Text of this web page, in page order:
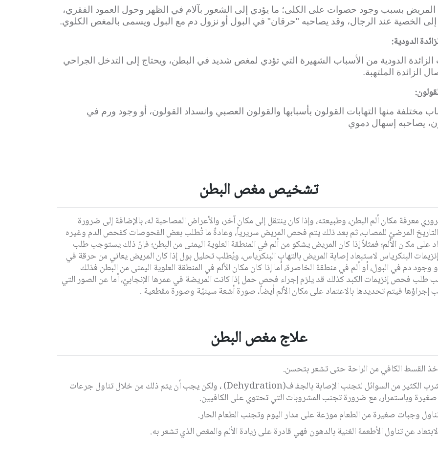
بسبب وجود حصوات على الكلى؛ ما يؤدي إلى الشعور بآلام في الظهر وحول العمود الفقري،
الخصية عند الرجال، وقد يصاحبه "حرقان" في البول أو نزول دم مع البول ويسمى بالمغص الكلوي.
الدودية:
الزائدة الدودية من الأسباب الشهيرة التي تؤدي لمغص شديد في البطن، ويحتاج إلى التدخل الجراحي
الزائدة الملتهبة.
مختلفة منها التهابات القولون بأسبابها والقولون العصبي وانسداد القولون، أو وجود ورم في
يصاحبه إسهال دموي
تشخيص مغص البطن
معرفة مكان ألم البطن، وطبيعته، وإذا كان ينتقل إلى مكان آخر، والأعراض المصاحبة له، بالإضافة إلى ضرورة
المرضيّ للمصاب، ثم بعد ذلك يتم فحص المريض سريرياً، وعادةً ما تُطلب بعض الفحوصات كفحص الدم وغيره
على مكان الألم؛ فمثلاً إذا كان المريض يشكو من ألم في المنطقة العلوية اليمنى من البطن؛ فإنّ ذلك يستوجب طلب
البنكرياس لاستبعاد إصابة المريض بالتهاب البنكرياس، ويُطلب تحليل بولإذا كان المريض يعاني من حرقة في
وجود دم في البول، أو ألم في منطقة الخاصرة، أما إذا كان مكان الألم في المنطقة العلوية اليمنى من البطن فذلك
طلب فحص إنزيمات الكبد كذلك قد يلزم إجراء فحص حمل إذا كانت المريضة في عمرها الإنجابيّ، أما عن الصور التي
إجراؤها فيتم تحديدها بالاعتماد على مكان الألم أيضاً، صورة أشعة سينيّة وصورة مقطعية .
علاج مغص البطن
القسط الكافي من الراحة حتى تشعر بتحسن.
الكثير من السوائل لتجنب الإصابة بالجفاف(Dehydration)، ولكن يجب أن يتم ذلك من خلال تناول جرعات
صغيرة وباستمرار، مع ضرورة تجنب المشروبات التي تحتوي علىالكافيين.
وجبات صغيرة من الطعام موزعة على مدار اليوم وتجنب الطعام الحار.
عن تناول الأطعمة الغنية بالدهون فهي قادرة على زيادة الألم والمغص الذي تشعر به.